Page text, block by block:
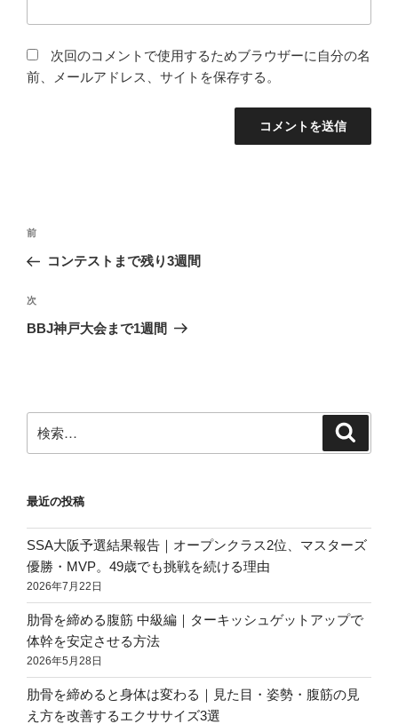
次回のコメントで使用するためブラウザーに自分の名
前、メールアドレス、サイトを保存する。
投
ナ
ビ
ゲ
ン
前
の
稿
前
コンテストまで残り3週間
次
の
次
BBJ神戸大会まで1週間
索:
最近の投稿
SSA大阪予選結果報告｜オープンクラス2位、マスターズ
優勝・MVP。49歳でも挑戦を続ける理由
2026年7月22日
肋骨を締める腹筋 中級編｜ターキッシュゲットアップで
体幹を安定させる方法
2026年5月28日
肋骨を締めると身体は変わる｜見た目・姿勢・腹筋の見
え方を改善するエクササイズ3選